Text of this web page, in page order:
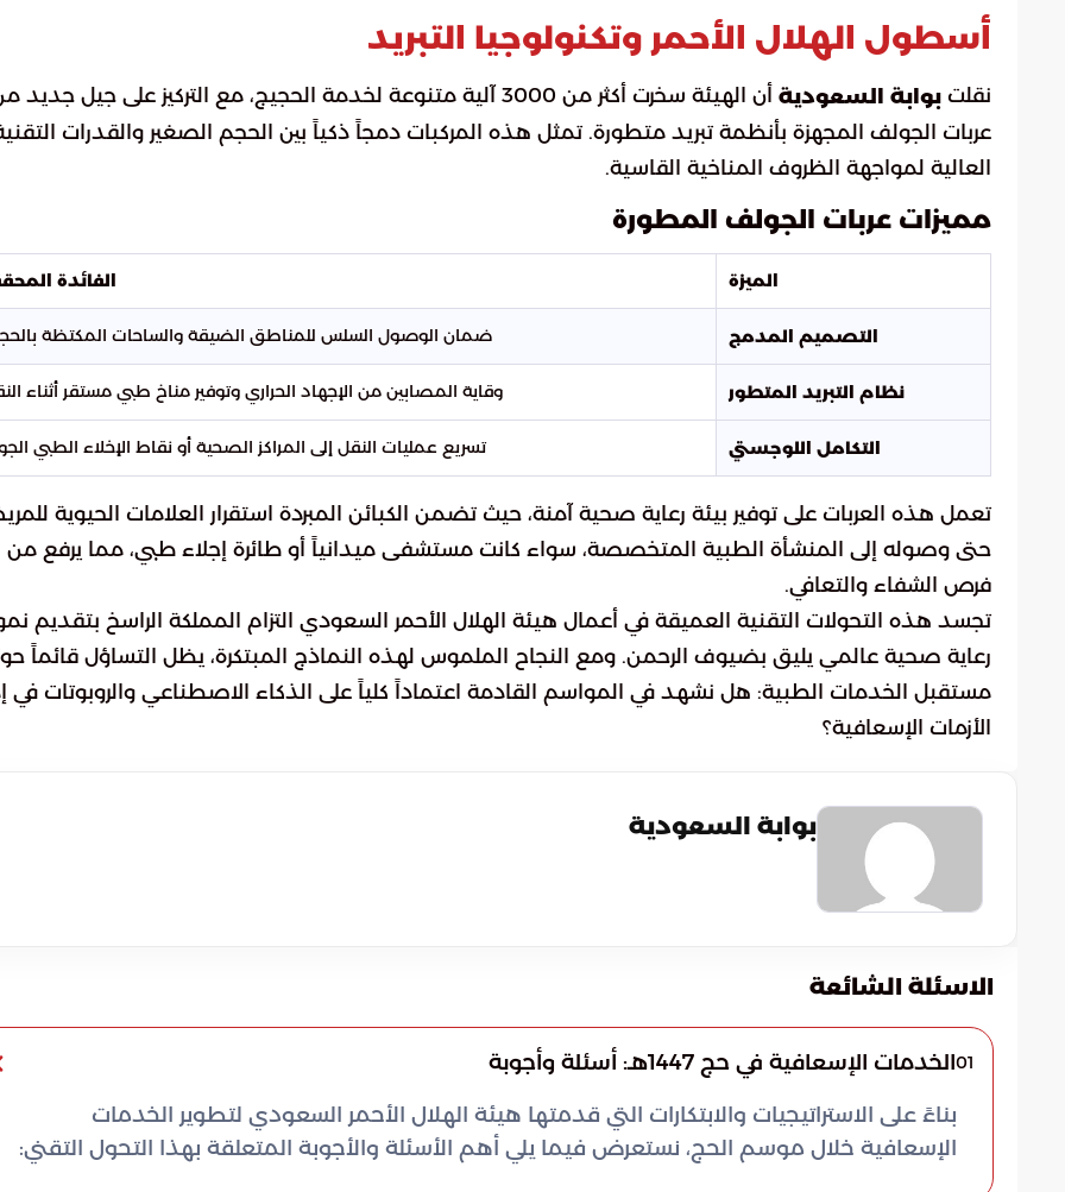
أسطول الهلال الأحمر وتكنولوجيا التبريد
نقلت بوابة السعودية
أن الهيئة سخرت أكثر من 3000 آلية متنوعة لخدمة الحجيج، مع التركيز على جيل جديد
عربات الجولف المجهزة بأنظمة تبريد متطورة. تمثل هذه المركبات دمجاً ذكياً بين الحجم الصغير والقدرات
العالية لمواجهة الظروف المناخية القاسية.
مميزات عربات الجولف المطورة
الميزة الفائدة
التصميم المدمج ضمان الوصول السلس للمناطق الضيقة والساحات المكتظة
نظام التبريد المتطور وقاية المصابين من الإجهاد الحراري وتوفير مناخ طبي مستقر أثناء
التكامل اللوجستي تسريع عمليات النقل إلى المراكز الصحية أو نقاط الإخلاء الطبي
تعمل هذه العربات على توفير بيئة رعاية صحية آمنة، حيث تضمن الكبائن المبردة استقرار العلامات الحيوية
حتى وصوله إلى المنشأة الطبية المتخصصة، سواء كانت مستشفى ميدانياً أو طائرة إجلاء طبي، مما يرفع من
فرص الشفاء والتعافي.
تجسد هذه التحولات التقنية العميقة في أعمال هيئة الهلال الأحمر السعودي التزام المملكة الراسخ بتقديم
رعاية صحية عالمي يليق بضيوف الرحمن. ومع النجاح الملموس لهذه النماذج المبتكرة، يظل التساؤل قائماً
مستقبل الخدمات الطبية: هل نشهد في المواسم القادمة اعتماداً كلياً على الذكاء الاصطناعي والروبوتات في
الأزمات الإسعافية؟
بوابة السعودية
الاسئلة الشائعة
01الخدمات الإسعافية في حج 1447هـ: أسئلة وأجوبة
بناءً على الاستراتيجيات والابتكارات التي قدمتها هيئة الهلال الأحمر السعودي لتطوير الخدمات
الإسعافية خلال موسم الحج، نستعرض فيما يلي أهم الأسئلة والأجوبة المتعلقة بهذا التحول التقني: